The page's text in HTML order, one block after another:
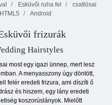
Esküvői ruha fel
csatlósai
HTML5 Android
frizurák
Hairstyles
most egy igazi ünnep, mert lesz
A menyasszony úgy döntött,
felér eredeti frizura, ami díszíti ő
és hiszem, egy lány eredeti
koszorúslányok. Mielőtt